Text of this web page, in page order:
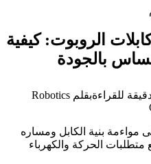
الروبوت: كيفية
بالجودة
بقلم Robotics
مواءمة بنية الكابل ومساره
الحركة والكهرباء